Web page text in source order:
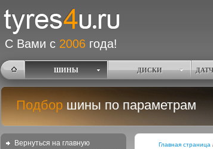
С Вами с 2006 года!
ШИНЫ ДИСКИ
Подбор шины по параметрам
Вернуться на главную Главная страница